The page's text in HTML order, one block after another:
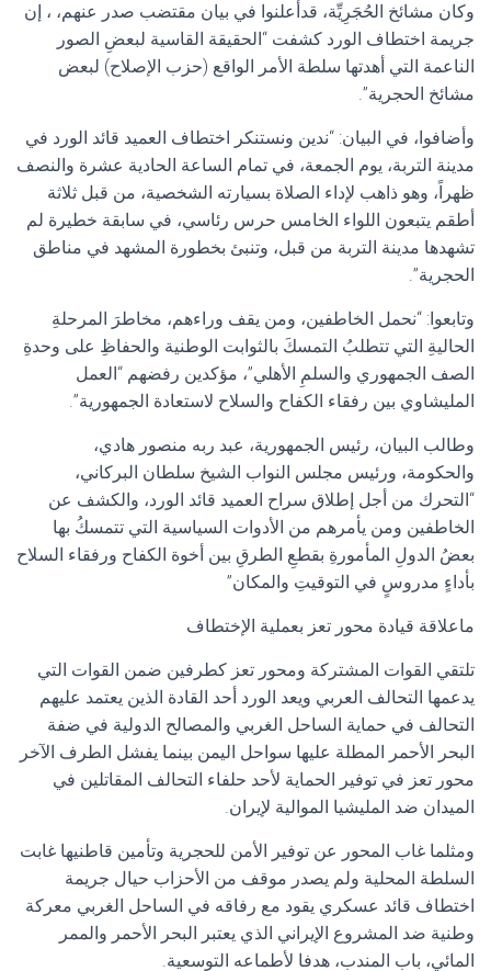
وكان مشائخ الحُجَرِيِّة، قدأعلنوا في بيان مقتضب صدر عنهم، ، إن
جريمة اختطاف الورد كشفت “الحقيقة القاسية لبعضِ الصور
الناعمة التي أهدتها سلطة الأمر الواقع (حزب الإصلاح) لبعض
مشائخ الحجرية”.
وأضافوا، في البيان: “ندين ونستنكر اختطاف العميد قائد الورد في
مدينة التربة، يوم الجمعة، في تمام الساعة الحادية عشرة والنصف
ظهراً، وهو ذاهب لإداء الصلاة بسيارته الشخصية، من قبل ثلاثة
أطقم يتبعون اللواء الخامس حرس رئاسي، في سابقة خطيرة لم
تشهدها مدينة التربة من قبل، وتنبئ بخطورة المشهد في مناطق
الحجرية”.
وتابعوا: “نحمل الخاطفين، ومن يقف وراءهم، مخاطرَ المرحلةِ
الحاليةِ التي تتطلبُ التمسكَ بالثوابت الوطنية والحفاظِ على وحدةِ
الصف الجمهوري والسلمِ الأهلي”، مؤكدين رفضهم “العمل
المليشاوي بين رفقاء الكفاح والسلاح لاستعادة الجمهورية”.
وطالب البيان، رئيس الجمهورية، عبد ربه منصور هادي،
والحكومة، ورئيس مجلس النواب الشيخ سلطان البركاني،
“التحرك من أجل إطلاق سراح العميد قائد الورد، والكشف عن
الخاطفين ومن يأمرهم من الأدوات السياسية التي تتمسكُ بها
بعضُ الدولِ المأمورةِ بقطعِ الطرقِ بين أخوة الكفاح ورفقاء السلاح
بأداءٍ مدروسٍ في التوقيتِ والمكان”
ماعلاقة قيادة محور تعز بعملية الإختطاف
تلتقي القوات المشتركة ومحور تعز كطرفين ضمن القوات التي
يدعمها التحالف العربي ويعد الورد أحد القادة الذين يعتمد عليهم
التحالف في حماية الساحل الغربي والمصالح الدولية في ضفة
البحر الأحمر المطلة عليها سواحل اليمن بينما يفشل الطرف الآخر
محور تعز في توفير الحماية لأحد حلفاء التحالف المقاتلين في
الميدان ضد المليشيا الموالية لإيران.
ومثلما غاب المحور عن توفير الأمن للحجرية وتأمين قاطنيها غابت
السلطة المحلية ولم يصدر موقف من الأحزاب حيال جريمة
اختطاف قائد عسكري يقود مع رفاقه في الساحل الغربي معركة
وطنية ضد المشروع الإيراني الذي يعتبر البحر الأحمر والممر
المائي، باب المندب، هدفا لأطماعه التوسعية.